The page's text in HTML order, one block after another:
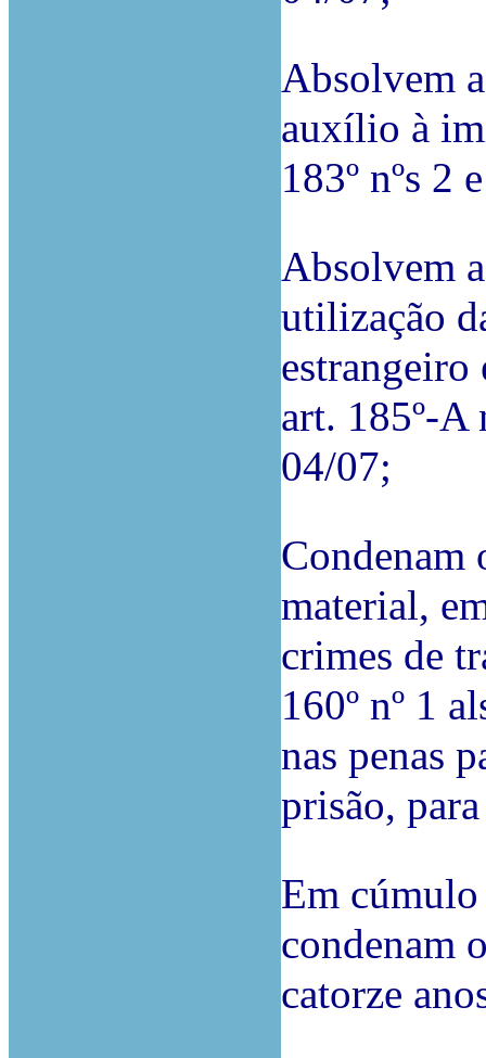
Absolvem
auxílio à
183º nºs 2
Absolvem
utilização
estrangeiro
art. 185º-A
04/07;
Condenam
material,
crimes de
160º nº 1
nas penas
prisão,
Em cúmulo
condenam
catorze